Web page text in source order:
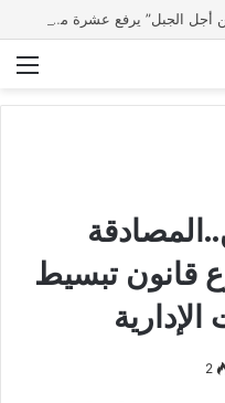
انتخابات 2026.. “الائتلاف المدني من أجل الجبل” يرفع عشرة مطالب أمام الأحزاب لإنصاف المناطق الجبلية
قانون تبسيط
2